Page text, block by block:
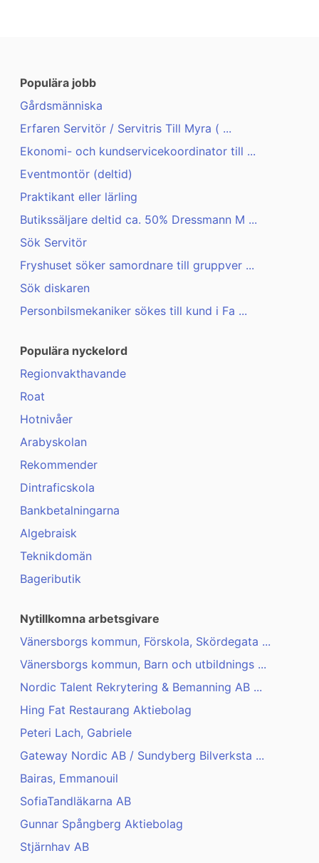
Populära jobb
Gårdsmänniska
Erfaren Servitör / Servitris Till Myra ( ...
Ekonomi- och kundservicekoordinator till ...
Eventmontör (deltid)
Praktikant eller lärling
Butikssäljare deltid ca. 50% Dressmann M ...
Sök Servitör
Fryshuset söker samordnare till gruppver ...
Sök diskaren
Personbilsmekaniker sökes till kund i Fa ...
Populära nyckelord
Regionvakthavande
Roat
Hotnivåer
Arabyskolan
Rekommender
Dintraficskola
Bankbetalningarna
Algebraisk
Teknikdomän
Bageributik
Nytillkomna arbetsgivare
Vänersborgs kommun, Förskola, Skördegata ...
Vänersborgs kommun, Barn och utbildnings ...
Nordic Talent Rekrytering & Bemanning AB ...
Hing Fat Restaurang Aktiebolag
Peteri Lach, Gabriele
Gateway Nordic AB / Sundyberg Bilverksta ...
Bairas, Emmanouil
SofiaTandläkarna AB
Gunnar Spångberg Aktiebolag
Stjärnhav AB